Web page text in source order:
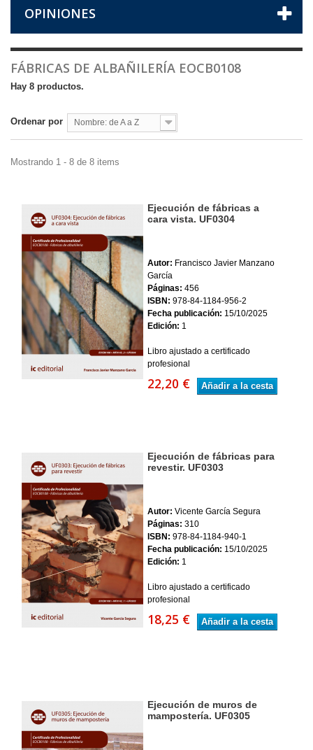
OPINIONES
FÁBRICAS DE ALBAÑILERÍA EOCB0108
Hay 8 productos.
Ordenar por Nombre: de A a Z
Mostrando 1 - 8 de 8 items
Ejecución de fábricas a
cara vista. UF0304
Autor: Francisco Javier Manzano
García
Páginas: 456
ISBN: 978-84-1184-956-2
Fecha publicación: 15/10/2025
Edición: 1
Libro ajustado a certificado
profesional
22,20 € Añadir a la cesta
Ejecución de fábricas para
revestir. UF0303
Autor: Vicente García Segura
Páginas: 310
ISBN: 978-84-1184-940-1
Fecha publicación: 15/10/2025
Edición: 1
Libro ajustado a certificado
profesional
18,25 € Añadir a la cesta
Ejecución de muros de
mampostería. UF0305